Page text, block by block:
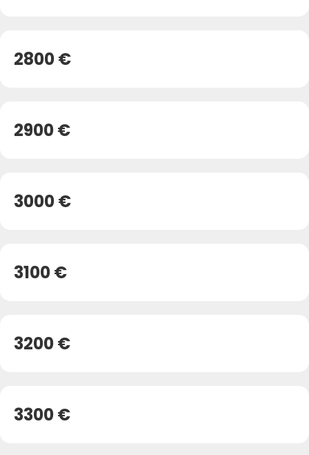
2800 €
2900 €
3000 €
3100 €
3200 €
3300 €